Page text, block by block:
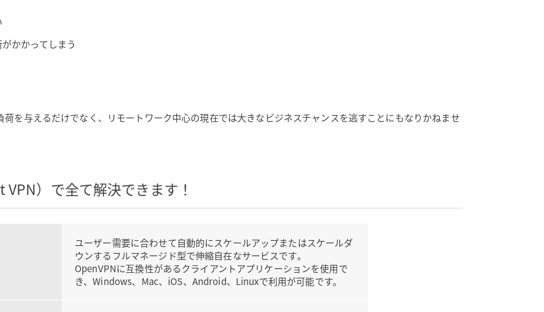
かかってしまう
を与えるだけでなく、リモートワーク中心の現在では大きなビジネスチャンスを逃すことにもなりかねませ
）で全て解決できます！
ユーザー需要に合わせて自動的にスケールアップまたはスケールダ
ウンするフルマネージド型で伸縮自在なサービスです。
OpenVPNに互換性があるクライアントアプリケーションを使用で
き、Windows、Mac、iOS、Android、Linuxで利用が可能です。